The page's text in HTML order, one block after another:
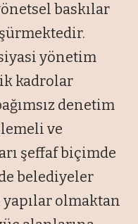
baskılar
yönetim
kadrolar
denetim
ve
şeffaf biçimde
belediyeler
olmaktan